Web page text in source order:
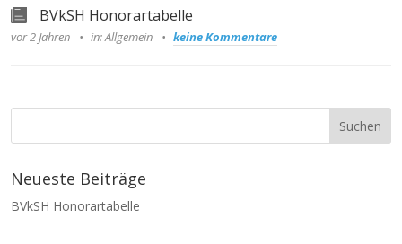
BVkSH Honorartabelle
vor 2 Jahren in: Allgemein keine Kommentare
Neueste Beiträge
BVkSH Honorartabelle